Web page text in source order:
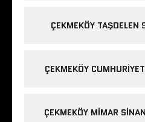
ÇEKMEKÖY TAŞDELEN
ÇEKMEKÖY
ÇEKMEKÖY MIMAR